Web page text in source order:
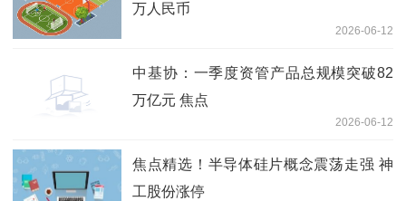
万人民币
2026-06-12
中基协：一季度资管产品总规模突破82
万亿元 焦点
2026-06-12
焦点精选！半导体硅片概念震荡走强 神
工股份涨停